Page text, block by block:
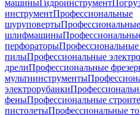
машиныГидроинструмент
инструментПрофессиональные
шуруповертыПрофессиональные
шлифмашины
перфораторы
пилыПрофессиональные
дрелиПрофессиональные
мультиинструменты
электрорубанки
феныПрофессиональные
пистолетыПрофессиональные